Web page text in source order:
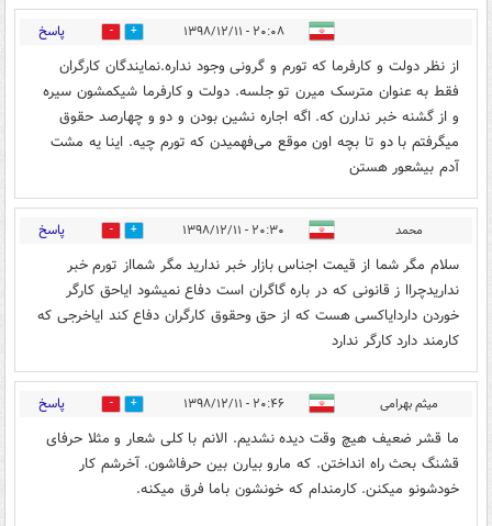
۲۰:۰۸ - ۱۳۹۸/۱۲/۱۱ 7 پاسخ
از نظر دولت و کارفرما که تورم و گرونی وجود نداره.نمایندگان کارگران
فقط به عنوان مترسک میرن تو جلسه. دولت و کارفرما شیکمشون سیره
و از گشنه خبر ندارن که. اگه اجاره نشین بودن و دو و چهارصد حقوق
میگرفتم با دو تا بچه اون موقع می‌فهمیدن که تورم چیه. اینا یه مشت
آدم بیشعور هستن
محمد ۲۰:۳۰ - ۱۳۹۸/۱۲/۱۱ 15 پاسخ
سلام مگر شما از قیمت اجناس بازار خبر ندارید مگر شمااز تورم خبر
نداریدچراا ز قانونی که در باره گاگران است دفاع نميشود ایاحق کارگر
خوردن داردایاکسی هست که از حق وحقوق کارگران دفاع کند ایاخرجی که
کارمند دارد کارگر ندارد
میثم بهرامی ۲۰:۴۶ - ۱۳۹۸/۱۲/۱۱ 7 پاسخ
ما قشر ضعیف هیچ وقت دیده نشدیم. الانم با کلی شعار و مثلا حرفای
قشنگ بحث راه انداختن. که مارو بیارن بین حرفاشون. آخرشم کار
خودشونو میکنن. کارمندام که خونشون باما فرق میکنه.